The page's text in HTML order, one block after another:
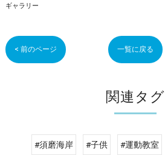
ギャラリー
< 前のページ 一覧に戻る
関連タグ
#須磨海岸 #子供 #運動教室